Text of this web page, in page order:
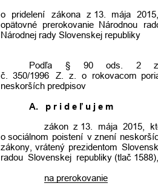
o pridelení zákona z 13. mája
opätovné
prerokovanie Národnou
Národnej rady Slovenskej republiky
Podľa § 90 ods. 2
č.
350/1996 Z. z. o rokovacom
neskorších predpisov
A. p r i d e ľ u j e m
zákon z 13. mája 2015,
o sociálnom poistení v znení
zákony, vrátený prezidentom
radou  Slovenskej  republiky (tlač
na prerokovanie